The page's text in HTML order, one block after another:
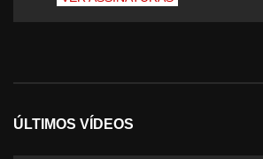
ÚLTIMOS VÍDEOS